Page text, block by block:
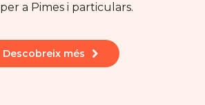
per a Pimes i particulars.
Descobreix més